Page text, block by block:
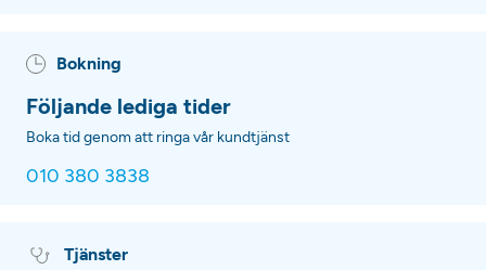
Bokning
Följande lediga tider
Boka tid genom att ringa vår kundtjänst
010 380 3838
Tjänster